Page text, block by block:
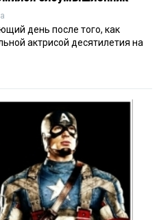
день после того, как
актрисой десятилетия на